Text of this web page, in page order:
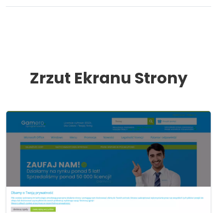
Zrzut Ekranu Strony